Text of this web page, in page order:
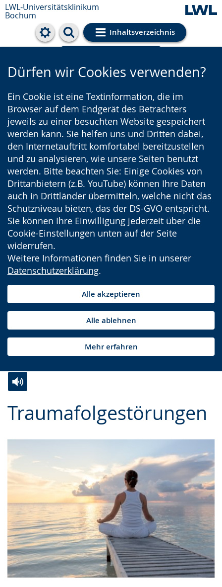
LWL-Universitätsklinikum
Bochum
Inhaltsverzeichnis
Cookie-Einstellungen
Dürfen wir Cookies verwenden?
Ein Cookie ist eine Textinformation, die im
Browser auf dem Endgerät des Betrachters
jeweils zu einer besuchten Website gespeichert
werden kann. Sie helfen uns und Dritten dabei,
den Internetauftritt komfortabel bereitzustellen
und zu analysieren, wie unsere Seiten benutzt
werden. Bitte beachten Sie: Einige Cookies von
Drittanbietern (z.B. YouTube) können Ihre Daten
auch in Drittländer übermitteln, welche nicht das
Schutzniveau bieten, das der DS-GVO entspricht.
Sie können Ihre Einwilligung jederzeit über die
Cookie-Einstellungen unten auf der Seite
widerrufen.
Weitere Informationen finden Sie in unserer
Datenschutzerklärung.
Alle akzeptieren
Alle ablehnen
Mehr erfahren
Traumafolgestörungen
Leichten
wechseln.
Audio-
Video
Deutscher
Gebärdensprache
wird
angezeigt.